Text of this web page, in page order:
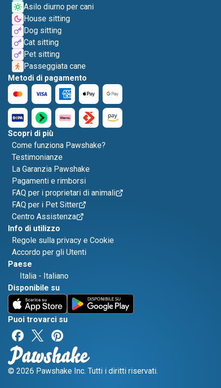
Asilo diurno per cani
House sitting
Dog sitting
Cat sitting
Pet sitting
Passeggiata cane
Metodi di pagamento
Scopri di più
Come funziona Pawshake?
Testimonianze
La Garanzia Pawshake
Pagamenti e rimborsi
FAQ per i proprietari di animali
FAQ per i Pet Sitter
Centro Assistenza
Info di utilizzo
Regole sulla privacy e Cookie
Accordo per gli Utenti
Paese
Italia - Italiano
Disponibile su
Puoi trovarci su
© 2026 Pawshake Inc. Tutti i diritti riservati.